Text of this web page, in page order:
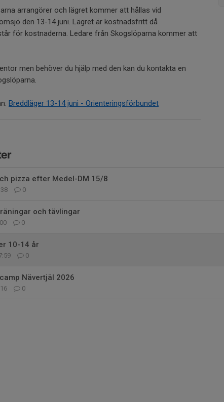
arrangörer och lägret kommer att hållas vid
den 13-14 juni. Lägret är kostnadsfritt då
för kostnaderna. Ledare från Skogslöparna kommer att
men behöver du hjälp med den kan du kontakta en
Breddläger 13-14 juni - Orienteringsförbundet
pizza efter Medel-DM 15/8
0
och tävlingar
0
10-14 år
0
Nävertjäl 2026
0